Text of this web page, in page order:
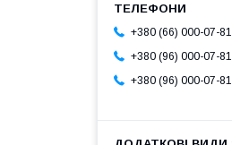
+380 (66) 000-07-81
+380 (96) 000-07-81
+380 (96) 000-07-81